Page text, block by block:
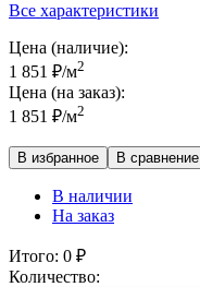
Все характеристики
Цена (наличие):
1 851 ₽/м2
Цена (на заказ):
1 851 ₽/м2
В избранное В сравнение
В наличии
На заказ
Итого: 0 ₽
Количество: